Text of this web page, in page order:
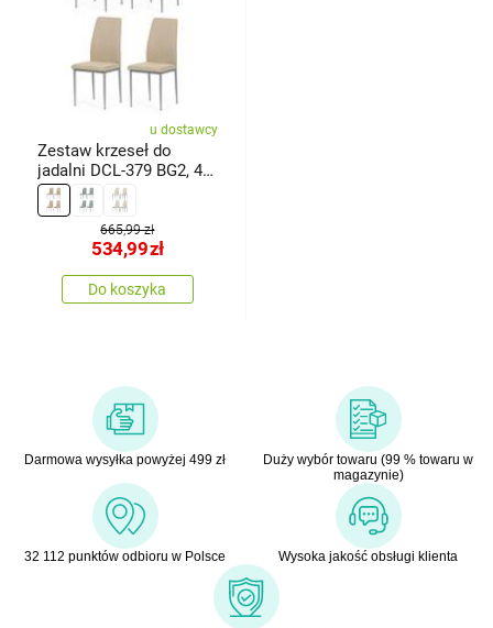
u dostawcy
Zestaw krzeseł do
jadalni DCL-379 BG2, 4
szt.
665,99 zł
534,99zł
Do koszyka
Darmowa wysyłka powyżej 499 zł
Duży wybór towaru (99 % towaru w
magazynie)
32 112 punktów odbioru w Polsce Wysoka jakość obsługi klienta